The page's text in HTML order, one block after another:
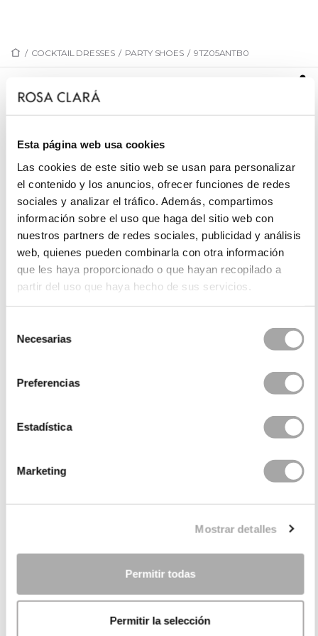
Esta página web usa cookies
Las cookies de este sitio web se usan para personalizar
el contenido y los anuncios, ofrecer funciones de redes
sociales y analizar el tráfico. Además, compartimos
información sobre el uso que haga del sitio web con
nuestros partners de redes sociales, publicidad y análisis
web, quienes pueden combinarla con otra información
que les haya proporcionado o que hayan recopilado a
partir del uso que haya hecho de sus servicios.
Necesarias
Preferencias
Estadística
Marketing
Mostrar detalles
Permitir todas
Permitir la selección
/ COCKTAIL DRESSES / PARTY SHOES / 9TZ05ANTB0
9TZ05ANTB0
heel.Rosa Clará Cocktail outfit.
REQUEST AN APPOINTMENT
NEED SOME HELP?
COMPANY